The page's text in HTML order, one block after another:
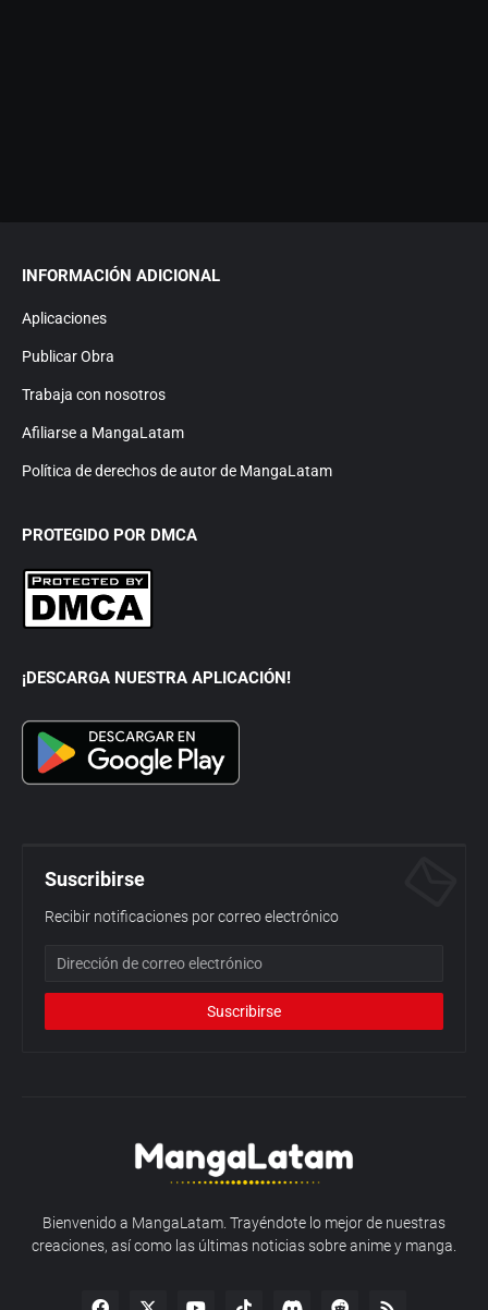
INFORMACIÓN ADICIONAL
Aplicaciones
Publicar Obra
Trabaja con nosotros
Afiliarse a MangaLatam
Política de derechos de autor de MangaLatam
PROTEGIDO POR DMCA
¡DESCARGA NUESTRA APLICACIÓN!
Suscribirse
Recibir notificaciones por correo electrónico
Bienvenido a MangaLatam. Trayéndote lo mejor de nuestras
creaciones, así como las últimas noticias sobre anime y manga.